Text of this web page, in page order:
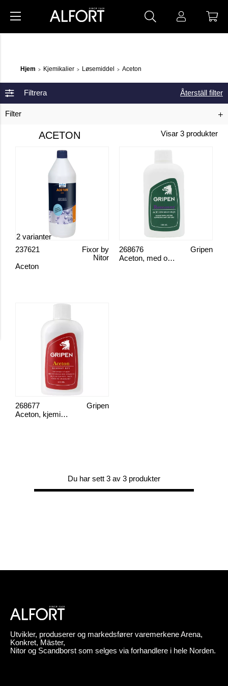
Hjem > Kjemikalier > Løsemiddel > Aceton
Filtrera
Filter
Återställ filter
ACETON Visar 3 produkter
Aceton
Fixor by
Nitor
237621
2 varianter
Aceton, med olje Gripen
Gripen
268676
Aceton, kjemisk ren Gripen
Gripen
268677
Du har sett 3 av 3 produkter
Utvikler, produserer og markedsfører varemerkene Arena,
Konkret, Mäster,
Nitor og Scandborst som selges via forhandlere i hele Norden.